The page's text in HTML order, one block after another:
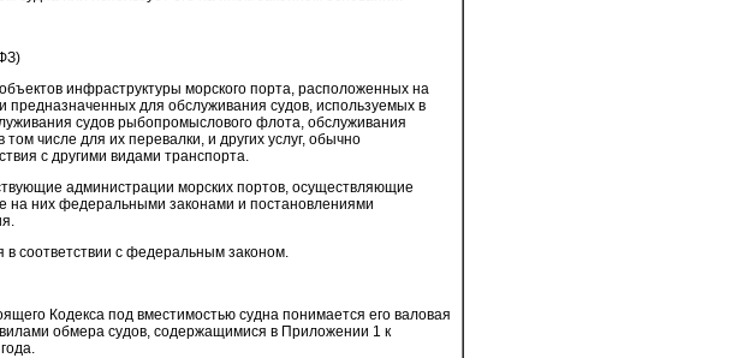
инфраструктуры морского порта, расположенных на
предназначенных для обслуживания судов, используемых в
судов рыбопромыслового флота, обслуживания
числе для их перевалки, и других услуг, обычно
с другими видами транспорта.
администрации морских портов, осуществляющие
на них федеральными законами и постановлениями
в соответствии с федеральным законом.
Кодекса под вместимостью судна понимается его валовая
обмера судов, содержащимися в Приложении 1 к